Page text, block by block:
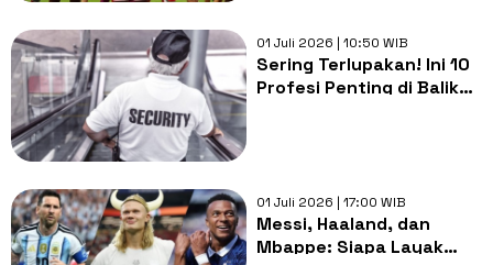
01 Juli 2026 | 10:50 WIB
Sering Terlupakan! Ini 10
Profesi Penting di Balik
01 Juli 2026 | 17:00 WIB
Messi, Haaland, dan
Mbappe: Siapa Layak